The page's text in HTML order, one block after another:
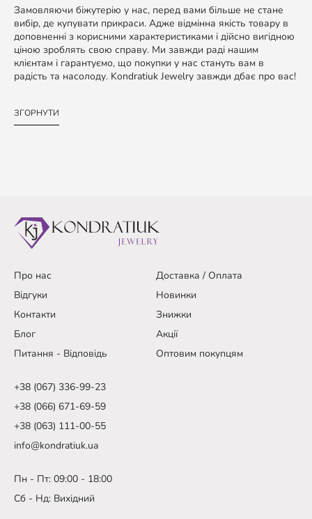
Замовляючи біжутерію у нас, перед вами більше не стане
вибір, де купувати прикраси. Адже відмінна якість товару в
доповненні з корисними характеристиками і дійсно вигідною
ціною зроблять свою справу. Ми завжди раді нашим
клієнтам і гарантуємо, що покупки у нас стануть вам в
радість та насолоду. Kondratiuk Jewelry завжди дбає про вас!
ЗГОРНУТИ
Про нас
Доставка / Оплата
Відгуки
Новинки
Контакти
Знижки
Блог
Акції
Питання - Відповідь
Оптовим покупцям
+38 (067) 336-99-23
+38 (066) 671-69-59
+38 (063) 111-00-55
info@kondratiuk.ua
Пн - Пт: 09:00 - 18:00
Сб - Нд: Вихідний